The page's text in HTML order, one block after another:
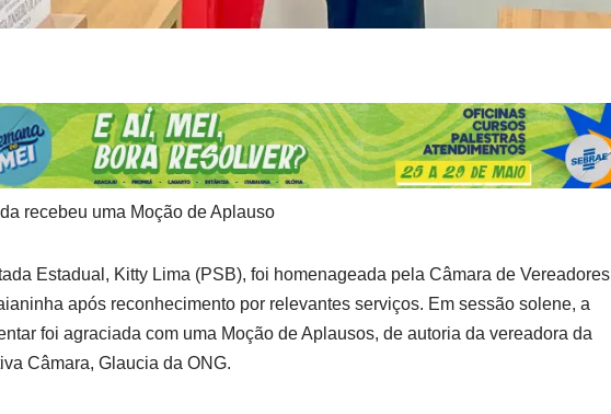
recebeu uma Moção de Aplauso
Estadual, Kitty Lima (PSB), foi homenageada pela Câmara de Vereadores
após reconhecimento por relevantes serviços. Em sessão solene, a
foi agraciada com uma Moção de Aplausos, de autoria da vereadora da
Câmara, Glaucia da ONG.